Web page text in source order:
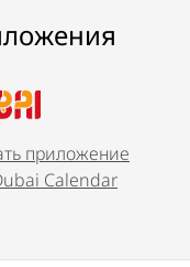
приложение
Calendar